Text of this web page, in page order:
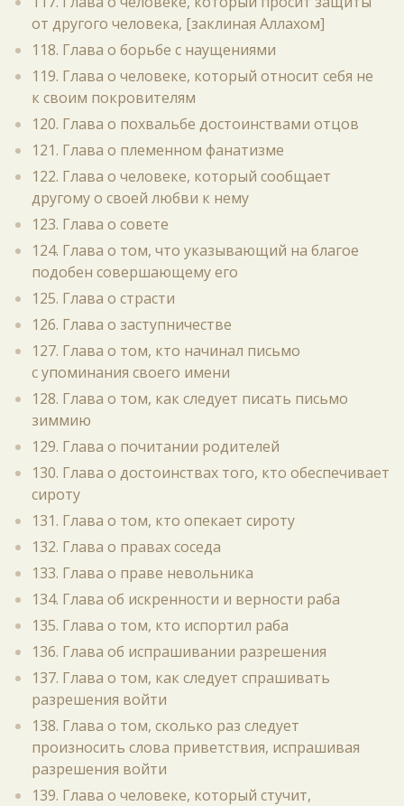
от другого человека, [заклиная Аллахом]
118. Глава о борьбе с наущениями
119. Глава о человеке, который относит себя не
к своим покровителям
120. Глава о похвальбе достоинствами отцов
121. Глава о племенном фанатизме
122. Глава о человеке, который сообщает
другому о своей любви к нему
123. Глава о совете
124. Глава о том, что указывающий на благое
подобен совершающему его
125. Глава о страсти
126. Глава о заступничестве
127. Глава о том, кто начинал письмо
с упоминания своего имени
128. Глава о том, как следует писать письмо
зиммию
129. Глава о почитании родителей
130. Глава о достоинствах того, кто обеспечивает
сироту
131. Глава о том, кто опекает сироту
132. Глава о правах соседа
133. Глава о праве невольника
134. Глава об искренности и верности раба
135. Глава о том, кто испортил раба
136. Глава об испрашивании разрешения
137. Глава о том, как следует спрашивать
разрешения войти
138. Глава о том, сколько раз следует
произносить слова приветствия, испрашивая
разрешения войти
139. Глава о человеке, который стучит,